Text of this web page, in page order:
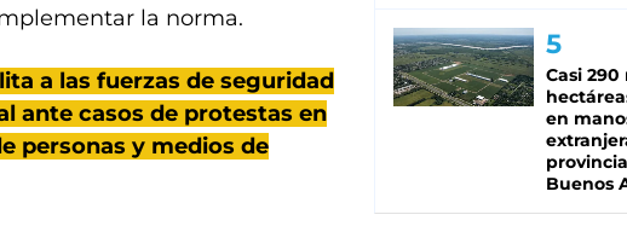
la norma.
a las fuerzas de seguridad
ante casos de protestas en
personas y medios de
Casi 290
en
Buenos